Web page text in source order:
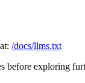
/docs/llms.txt
before exploring